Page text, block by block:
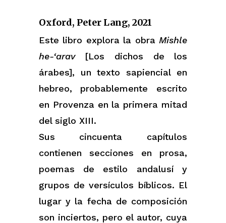
Oxford, Peter Lang, 2021
Este libro explora la obra Mishle
he-‘arav[Los dichos de los
árabes], un texto sapiencial en
hebreo, probablemente escrito
en Provenza en la primera mitad
del siglo XIII.
Sus cincuenta capítulos
contienen secciones en prosa,
poemas de estilo andalusí y
grupos de versículos bíblicos. El
lugar y la fecha de composición
son inciertos, pero el autor, cuya